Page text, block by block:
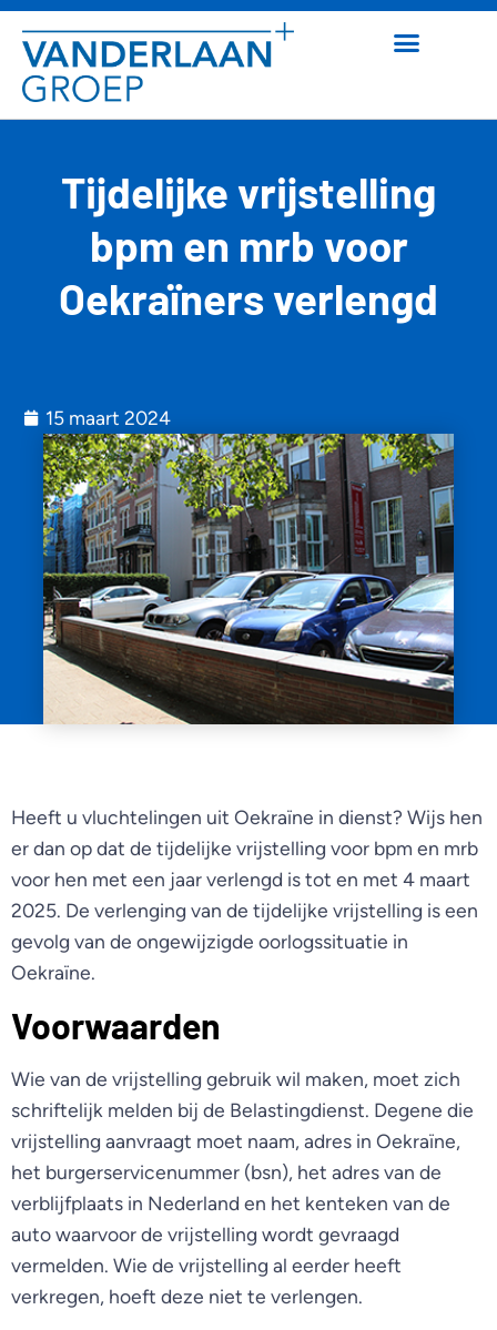
Tijdelijke vrijstelling
bpm en mrb voor
Oekraïners verlengd
15 maart 2024
Heeft u vluchtelingen uit Oekraïne in dienst? Wijs hen
er dan op dat de tijdelijke vrijstelling voor bpm en mrb
voor hen met een jaar verlengd is tot en met 4 maart
2025. De verlenging van de tijdelijke vrijstelling is een
gevolg van de ongewijzigde oorlogssituatie in
Oekraïne.
Voorwaarden
Wie van de vrijstelling gebruik wil maken, moet zich
schriftelijk melden bij de Belastingdienst. Degene die
vrijstelling aanvraagt moet naam, adres in Oekraïne,
het burgerservicenummer (bsn), het adres van de
verblijfplaats in Nederland en het kenteken van de
auto waarvoor de vrijstelling wordt gevraagd
vermelden. Wie de vrijstelling al eerder heeft
verkregen, hoeft deze niet te verlengen.